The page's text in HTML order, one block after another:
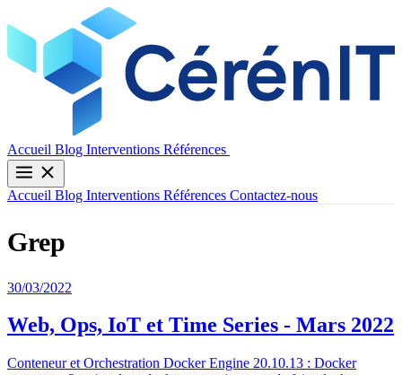
Accueil Blog Interventions Références
Accueil Blog Interventions Références Contactez-nous
Grep
30/03/2022
Web, Ops, IoT et Time Series - Mars 2022
Conteneur et Orchestration Docker Engine 20.10.13 : Docker